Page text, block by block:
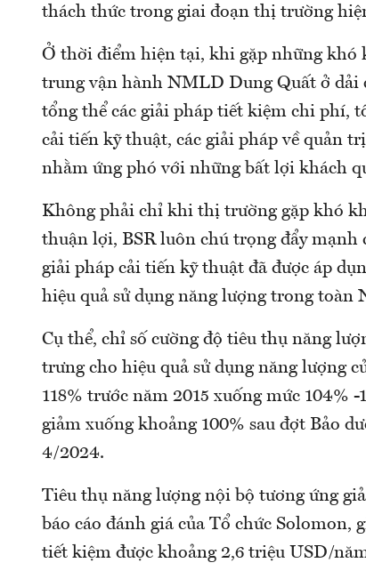
thách thức trong giai đoạn thị trường
Ở thời điểm hiện tại, khi gặp những khó
trung vận hành NMLD Dung Quất ở dải
tổng thể các giải pháp tiết kiệm chi phí,
cải tiến kỹ thuật, các giải pháp về quản
nhằm ứng phó với những bất lợi khách
Không phải chỉ khi thị trường gặp khó
thuận lợi, BSR luôn chú trọng đẩy
giải pháp cải tiến kỹ thuật đã được áp
hiệu quả sử dụng năng lượng trong toàn
Cụ thể, chỉ số cường độ tiêu thụ năng
trưng cho hiệu quả sử dụng năng lượng
118% trước năm 2015 xuống mức 104%
giảm xuống khoảng 100% sau đợt Bảo
4/2024.
Tiêu thụ năng lượng nội bộ tương ứng
báo cáo đánh giá của Tổ chức Solomon,
tiết kiệm được khoảng 2,6 triệu USD/